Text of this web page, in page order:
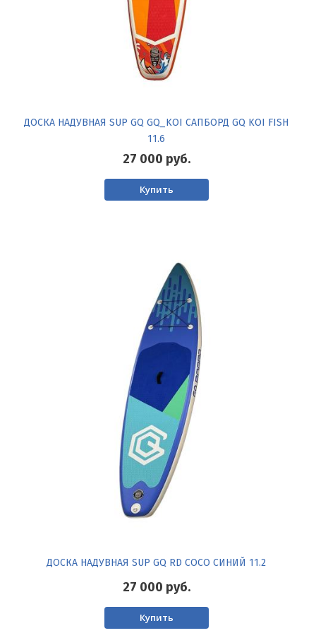
ДОСКА НАДУВНАЯ SUP GQ GQ_KOI САПБОРД GQ KOI FISH
11.6
27 000 руб.
Купить
ДОСКА НАДУВНАЯ SUP GQ RD COCO СИНИЙ 11.2
27 000 руб.
Купить